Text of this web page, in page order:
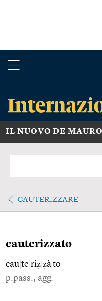
IL NUOVO DE MAURO
CAUTERIZZARE
cauterizzato
cau te riẓ ẓà to
p.pass., agg.